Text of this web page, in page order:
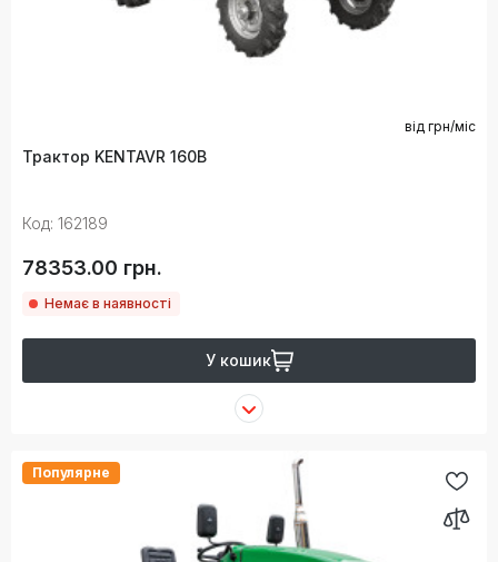
від грн/міс
Трактор KENTAVR 160B
Код: 162189
78353.00 грн.
Немає в наявності
У кошик
Популярне